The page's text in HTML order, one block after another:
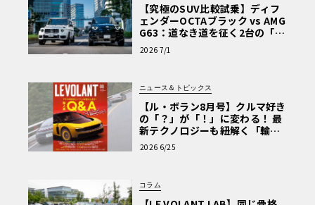
【究極のSUV比較試乗】ディフ
ェンダーOCTAブラック vs AMG
G63：道なき道を征く2台の「対
極的アプローチ」
2026 7/1
ニュース＆トピックス
【ル・ボラン8月号】クルマ好き
の「？」が「！」に変わる！ 最
新テクノロジーも紐解く「輸入
車Q&A」
2026 6/25
コラム